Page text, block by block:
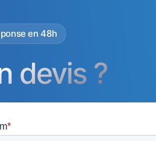
en 48h
devis ?